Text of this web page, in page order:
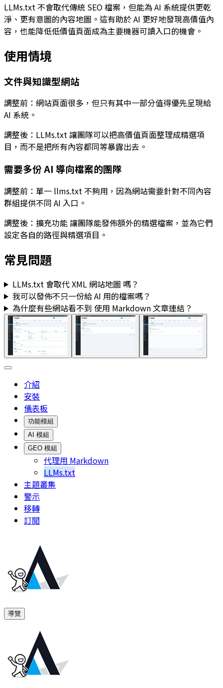
LLMs.txt不會取代傳統 SEO 檔案，但能為 AI 系統提供更乾
淨、更有意圖的內容地圖。這有助於 AI 更好地發現高價值內
容，也能降低低價值頁面成為主要機器可讀入口的機會。
使用情境
文件與知識型網站
調整前：網站頁面很多，但只有其中一部分值得優先呈現給
AI 系統。
調整後： LLMs.txt 讓團隊可以把高價值頁面整理成精選項
目，而不是把所有內容都同等暴露出去。
需要多份 AI 導向檔案的團隊
調整前：單一 llms.txt 不夠用，因為網站需要針對不同內容
群組提供不同 AI 入口。
調整後： 擴充功能 讓團隊能發佈額外的精選檔案，並為它們
設定各自的路徑與精選項目。
常見問題
LLMs.txt 會取代 XML 網站地圖 嗎？
我可以發佈不只一份給 AI 用的檔案嗎？
為什麼有些網站看不到 使用 Markdown 文章連結 ？
介紹
安裝
儀表板
功能模組
AI 模組
GEO 模組
代理用 Markdown
LLMs.txt
主題叢集
警示
移轉
訂閱
導覽